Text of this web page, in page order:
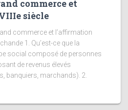
commerce et
siècle
commerce et l’affirmation
1. Qu’est-ce que la
social composé de personnes
de revenus élevés
banquiers, marchands). 2.